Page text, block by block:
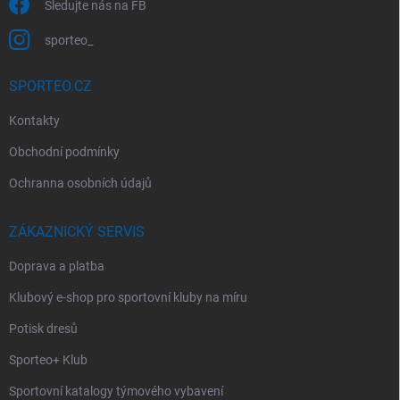
Sledujte nás na FB
sporteo_
SPORTEO.CZ
Kontakty
Obchodní podmínky
Ochranna osobních údajů
ZÁKAZNICKÝ SERVIS
Doprava a platba
Klubový e-shop pro sportovní kluby na míru
Potisk dresů
Sporteo+ Klub
Sportovní katalogy týmového vybavení